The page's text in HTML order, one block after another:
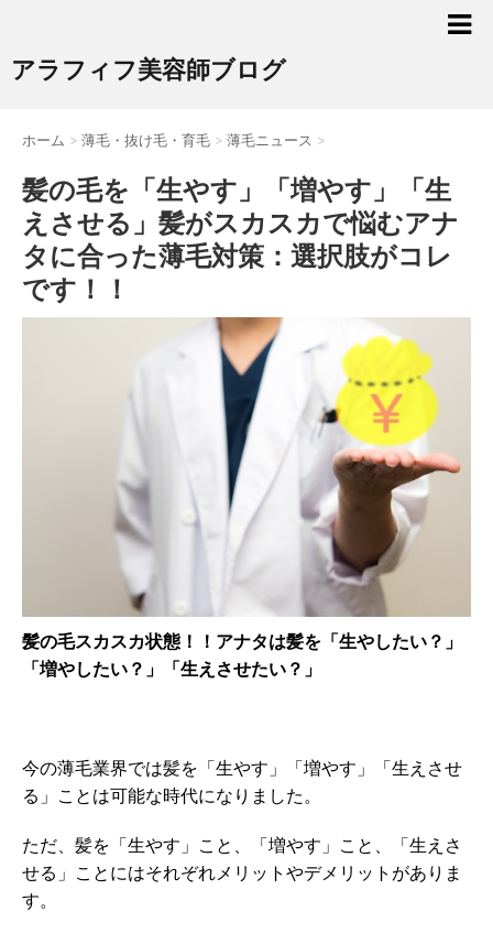
アラフィフ美容師ブログ
ホーム > 薄毛・抜け毛・育毛 > 薄毛ニュース >
髪の毛を「生やす」「増やす」「生
えさせる」髪がスカスカで悩むアナ
タに合った薄毛対策：選択肢がコレ
です！！
髪の毛スカスカ状態！！アナタは髪を「生やしたい？」
「増やしたい？」「生えさせたい？」
今の薄毛業界では髪を「生やす」「増やす」「生えさせ
る」ことは可能な時代になりました。
ただ、髪を「生やす」こと、「増やす」こと、「生えさ
せる」ことにはそれぞれメリットやデメリットがありま
す。